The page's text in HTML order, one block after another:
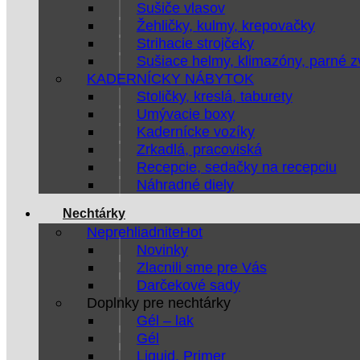
Sušiče vlasov
Žehličky, kulmy, krepovačky
Strihacie strojčeky
Sušiace helmy, klimazóny, parné
KADERNÍCKY NÁBYTOK
Stoličky, kreslá, taburety
Umývacie boxy
Kadernícke vozíky
Zrkadlá, pracoviská
Recepcie, sedačky na recepciu
Náhradné diely
Nechtárky
Neprehliadnite
Novinky
Zlacnili sme pre Vás
Darčekové sady
Doplnky pre nechtárky
Gél – lak
Gél
Liquid, Primer